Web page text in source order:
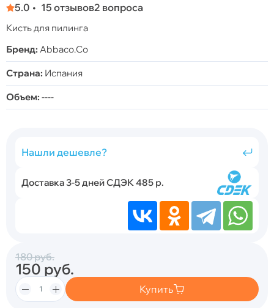
5.0 15 отзывов2 вопроса
Кисть для пилинга
Бренд: Abbaco.Co
Страна: Испания
Объем: ----
Нашли дешевле?
Доставка 3-5 дней СДЭК 485 р.
180руб.
150 руб.
Купить